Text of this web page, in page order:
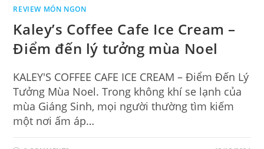
REVIEW MÓN NGON
Kaley’s Coffee Cafe Ice Cream –
Điểm đến lý tưởng mùa Noel
KALEY'S COFFEE CAFE ICE CREAM – Điểm Đến Lý
Tưởng Mùa Noel. Trong không khí se lạnh của
mùa Giáng Sinh, mọi người thường tìm kiếm
một nơi ấm áp…